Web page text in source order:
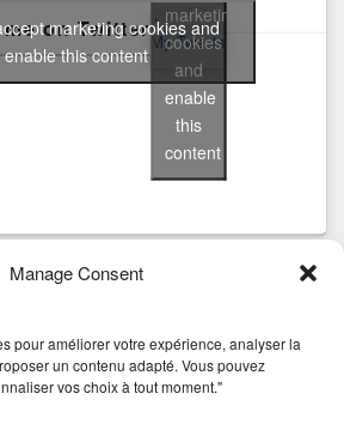
Manage Consent
pour améliorer votre expérience, analyser la
un contenu adapté. Vous pouvez
vos choix à tout moment."
on TwitterMy Tweets
marketing
cookies
and
enable
this
content
marketing cookies and
enable this content
block CBT Cluster Mode
Community
HA Hyper-vinstallation
Nutanix scvmm